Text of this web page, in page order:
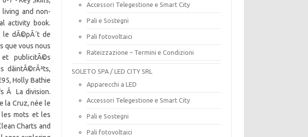
Accessori Telegestione e Smart City
Pali e Sostegni
Pali fotovoltaici
Rateizzazione – Termini e Condizioni
SOLETO SPA / LED CITY SRL
Apparecchi a LED
Accessori Telegestione e Smart City
Pali e Sostegni
Pali fotovoltaici